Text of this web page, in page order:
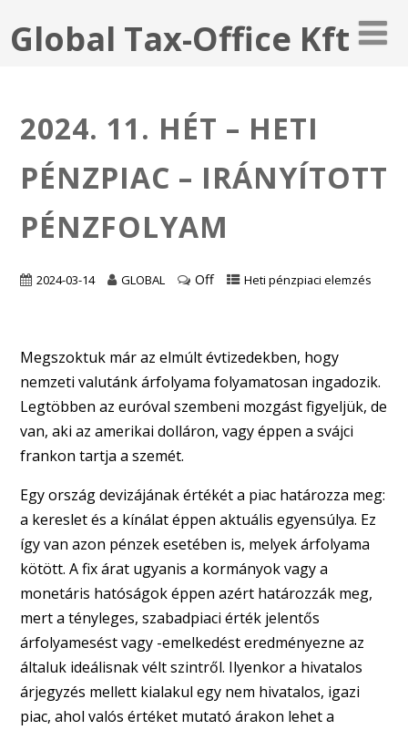
Global Tax-Office Kft
2024. 11. HÉT – HETI
PÉNZPIAC – IRÁNYÍTOTT
PÉNZFOLYAM
2024-03-14 GLOBAL Off Heti pénzpiaci elemzés
Megszoktuk már az elmúlt évtizedekben, hogy
nemzeti valutánk árfolyama folyamatosan ingadozik.
Legtöbben az euróval szembeni mozgást figyeljük, de
van, aki az amerikai dolláron, vagy éppen a svájci
frankon tartja a szemét.
Egy ország devizájának értékét a piac határozza meg:
a kereslet és a kínálat éppen aktuális egyensúlya. Ez
így van azon pénzek esetében is, melyek árfolyama
kötött. A fix árat ugyanis a kormányok vagy a
monetáris hatóságok éppen azért határozzák meg,
mert a tényleges, szabadpiaci érték jelentős
árfolyamesést vagy -emelkedést eredményezne az
általuk ideálisnak vélt szintről. Ilyenkor a hivatalos
árjegyzés mellett kialakul egy nem hivatalos, igazi
piac, ahol valós értéket mutató árakon lehet a